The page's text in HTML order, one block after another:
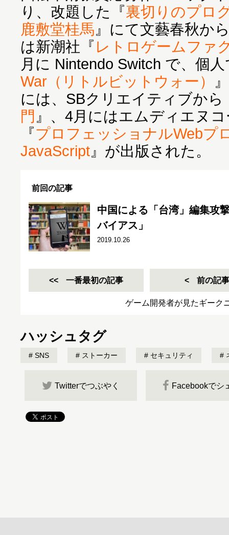
り、改題した『裏切りのプロ
鹿敷堂桂馬 』にて文藝春秋か
は新潮社『 レトロゲームファ
月に Nintendo Switch で、個
War（リトルビットウォー）
には、SBクリエイティブから
門 』、4月にはエムディエヌ
『プロフェッショナルWeb
JavaScript 』が出版された。
前回の記事
中国による「台湾」編集攻
バイアス」
2019.10.26
一番最初の記事 前の記事
ゲーム開発者が見たギーク
ハッシュタグ
SNS ストーカー セキュリティ
Twitterでつぶやく Facebookでシ